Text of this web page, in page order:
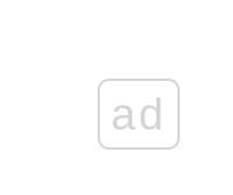
ad